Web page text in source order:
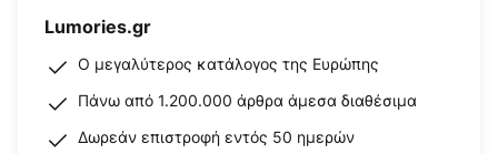
Lumories.gr
Ο μεγαλύτερος κατάλογος της Ευρώπης
Πάνω από 1.200.000 άρθρα άμεσα διαθέσιμα
Δωρεάν επιστροφή εντός 50 ημερών